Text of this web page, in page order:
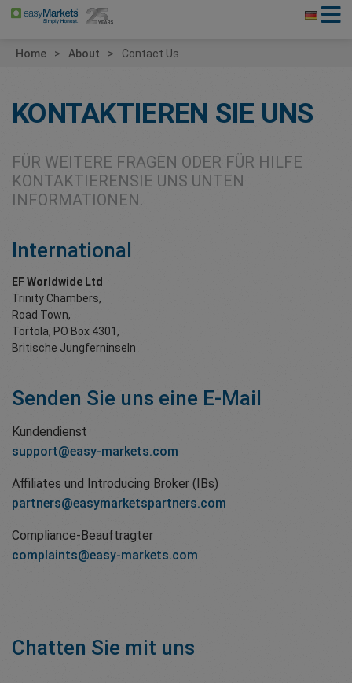
Home About Contact Us
KONTAKTIEREN SIE UNS
FÜR WEITERE FRAGEN ODER FÜR HILFE
KONTAKTIERENSIE UNS UNTEN
INFORMATIONEN.
International
EF Worldwide Ltd
Trinity Chambers,
Road Town,
Tortola, PO Box 4301,
Britische Jungferninseln
Senden Sie uns eine E-Mail
Kundendienst
support@easy-markets.com
Affiliates und Introducing Broker (IBs)
partners@easymarketspartners.com
Compliance-Beauftragter
complaints@easy-markets.com
Chatten Sie mit uns